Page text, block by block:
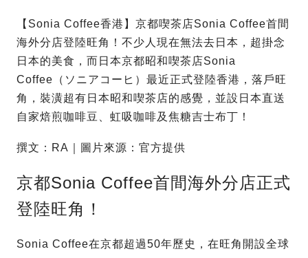
【Sonia Coffee香港】京都喫茶店Sonia Coffee首間
海外分店登陸旺角！不少人現在無法去日本，超掛念
日本的美食，而日本京都昭和喫茶店Sonia
Coffee（ソニアコーヒ）最近正式登陸香港，落戶旺
角，裝潢超有日本昭和喫茶店的感覺，並設日本直送
自家焙煎咖啡豆、虹吸咖啡及焦糖吉士布丁！
撰文：RA｜圖片來源：官方提供
京都Sonia Coffee首間海外分店正式
登陸旺角！
Sonia Coffee在京都超過50年歷史，在旺角開設全球